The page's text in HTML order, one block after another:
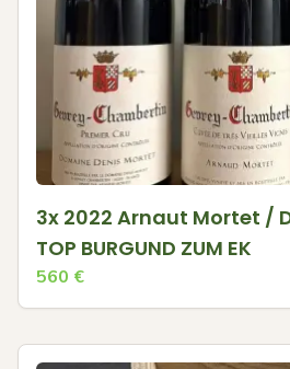
3x 2022 Arnaut Mortet /
TOP BURGUND ZUM EK
560 €